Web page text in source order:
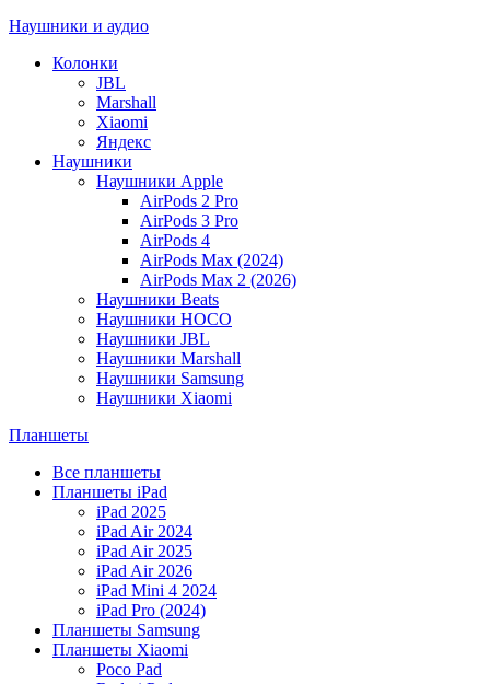
Наушники и аудио
Колонки
JBL
Marshall
Xiaomi
Яндекс
Наушники
Наушники Apple
AirPods 2 Pro
AirPods 3 Pro
AirPods 4
AirPods Max (2024)
AirPods Max 2 (2026)
Наушники Beats
Наушники HOCO
Наушники JBL
Наушники Marshall
Наушники Samsung
Наушники Xiaomi
Планшеты
Все планшеты
Планшеты iPad
iPad 2025
iPad Air 2024
iPad Air 2025
iPad Air 2026
iPad Mini 4 2024
iPad Pro (2024)
Планшеты Samsung
Планшеты Xiaomi
Poco Pad